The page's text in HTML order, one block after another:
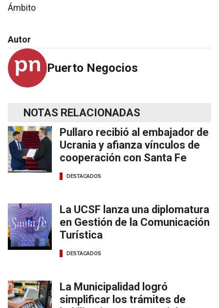
Ámbito
Autor
Puerto Negocios
NOTAS RELACIONADAS
Pullaro recibió al embajador de
Ucrania y afianza vínculos de
cooperación con Santa Fe
DESTACADOS
La UCSF lanza una diplomatura
en Gestión de la Comunicación
Turística
DESTACADOS
La Municipalidad logró
simplificar los trámites de